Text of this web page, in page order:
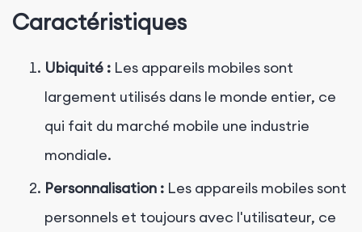
Caractéristiques
Ubiquité : Les appareils mobiles sont
largement utilisés dans le monde entier, ce
qui fait du marché mobile une industrie
mondiale.
Personnalisation : Les appareils mobiles sont
personnels et toujours avec l'utilisateur, ce